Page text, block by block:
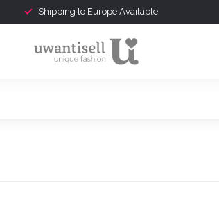
Shipping to Europe Available